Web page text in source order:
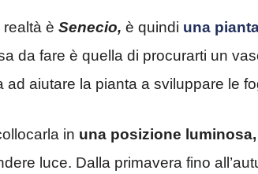
è Senecio, è quindi una
da fare è quella di procurarti un
aiutare la pianta a sviluppare le
in una posizione luminosa,
luce. Dalla primavera fino